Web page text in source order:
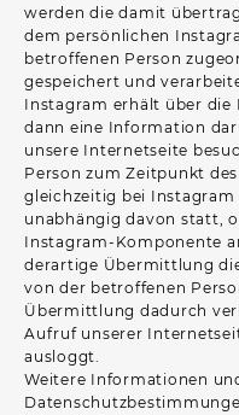
werden die damit
dem persönlichen
betroffenen Person
gespeichert und
Instagram erhält über
dann eine Information
unsere Internetseite
Person zum Zeitpunkt
gleichzeitig bei
unabhängig davon statt,
Instagram-Komponente
derartige Übermittlung
von der betroffenen
Übermittlung dadurch
Aufruf unserer
ausloggt.
Weitere Informationen